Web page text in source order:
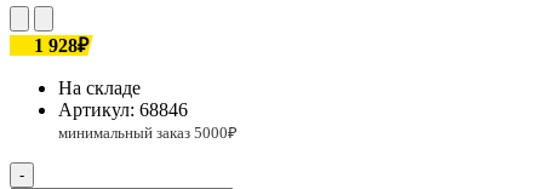
1 928₽
На складе
Артикул: 68846
-